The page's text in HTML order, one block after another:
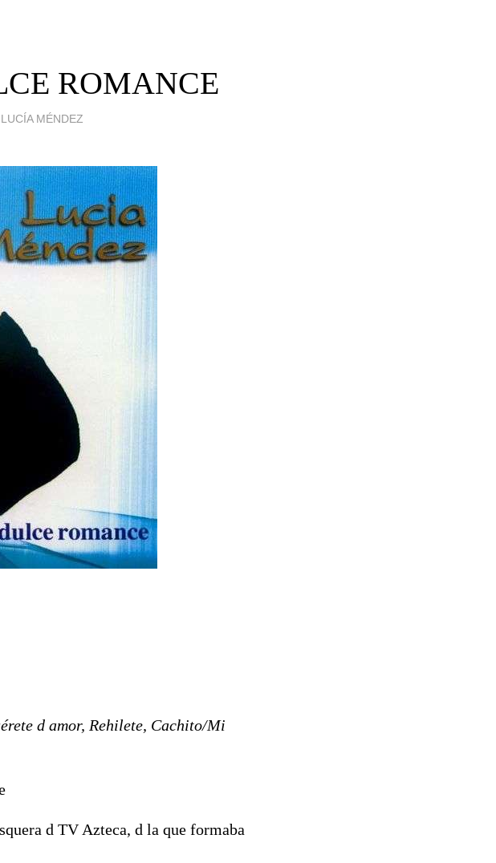
ROMANCE
LUCÍA MÉNDEZ
d amor, Rehilete, Cachito/Mi
d TV Azteca, d la que formaba